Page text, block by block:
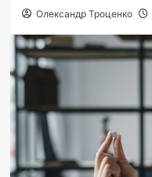
Олександр Троценко